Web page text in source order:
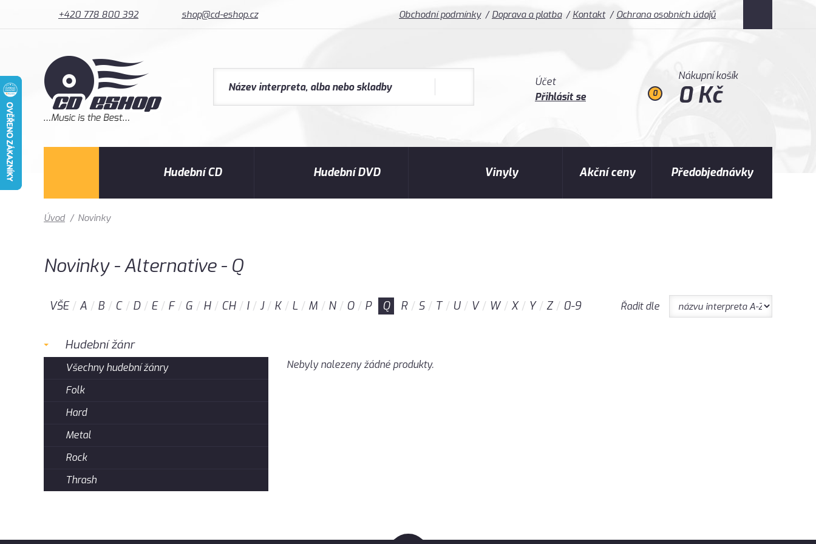
+420 778 800 392 shop@cd-eshop.cz Obchodní podmínky Doprava a platba Kontakt Ochrana osobních údajů
Účet
Přihlásit se
0
Nákupní košík
0 Kč
Hudební CD Hudební DVD Vinyly Akční ceny Předobjednávky
Úvod / Novinky
Novinky - Alternative - Q
VŠE A B C D E F G H CH I J K L M N O P Q R S T U V W X Y Z 0-9 Řadit dle
Hudební žánr
Všechny hudební žánry
Folk
Hard
Metal
Rock
Thrash
Nebyly nalezeny žádné produkty.